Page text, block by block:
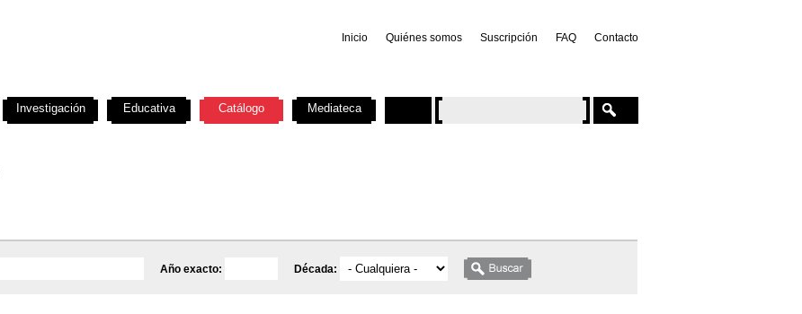
Inicio Quiénes somos Suscripción FAQ Contacto
Año exacto: Década:
Investigación Educativa Catálogo Mediateca